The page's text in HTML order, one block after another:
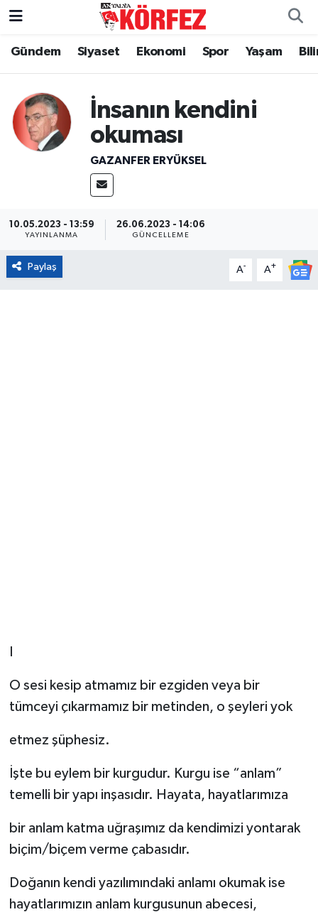
Gündem Siyaset Ekonomi Spor Yaşam
İnsanın kendini
okuması
GAZANFER ERYÜKSEL
10.05.2023 - 13:59
YAYINLANMA
26.06.2023 - 14:06
GÜNCELLEME
Paylaş A- A+
O sesi kesip atmamız bir ezgiden veya bir
tümceyi çıkarmamız bir metinden, o şeyleri yok
etmez şüphesiz.
İşte bu eylem bir kurgudur. Kurgu ise “anlam”
temelli bir yapı inşasıdır. Hayata, hayatlarımıza
bir anlam katma uğraşımız da kendimizi yontarak
biçim/biçem verme çabasıdır.
Doğanın kendi yazılımındaki anlamı okumak ise
hayatlarımızın anlam kurgusunun abecesi,
Gündem
Siyaset
Yerel Yönetim
Yaşam
Asayiş
Resmi İlanlar
Nöbetçi Eczaneler
Hava Durumu
Trafik Durumu
Süper Lig Puan Durumu ve Fikstür
Tüm Manşetler
Son Dakika Haberleri
Haber Arşivi